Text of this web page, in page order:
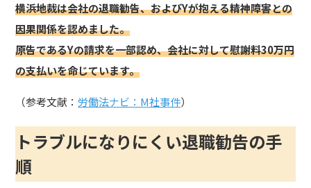
横浜地裁は会社の退職勧告、およびYが抱える精神障害との
因果関係を認めました。
原告であるYの請求を一部認め、会社に対して慰謝料30万円
の支払いを命じています。
（参考文献： 労働法ナビ：M社事件）
トラブルになりにくい退職勧告の手
順